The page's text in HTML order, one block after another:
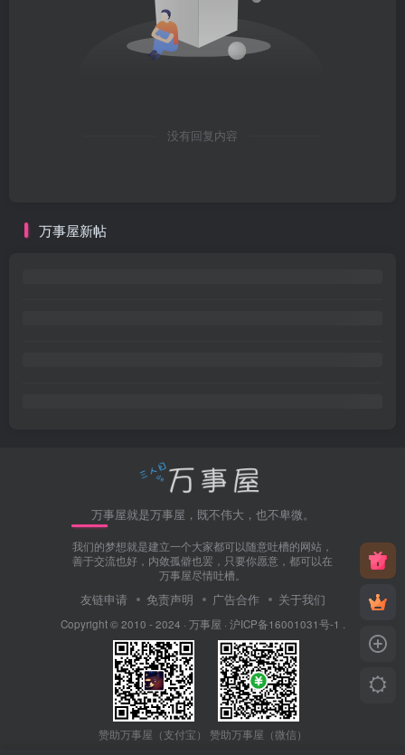
没有回复内容
万事屋新帖
万事屋就是万事屋，既不伟大，也不卑微。
我们的梦想就是建立一个大家都可以随意吐槽的网站，
善于交流也好，内敛孤僻也罢，只要你愿意，都可以在
万事屋尽情吐槽。
友链申请 免责声明 广告合作 关于我们
Copyright © 2010 - 2024 · 万事屋 · 沪ICP备16001031号-1
赞助万事屋（支付宝） 赞助万事屋（微信）